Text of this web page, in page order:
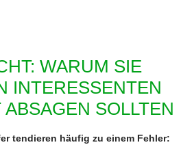
WARUM SIE
INTERESSENTEN
SOLLTEN
tendieren häufig zu einem Fehler: